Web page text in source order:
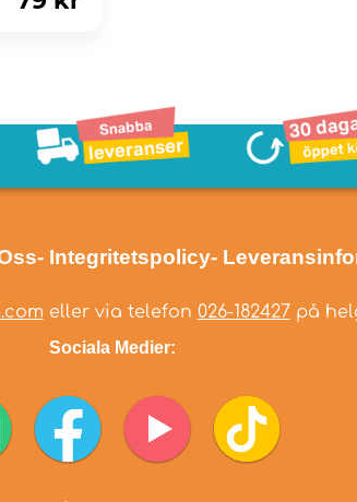
- Integritetspolicy-
eller via telefon 026-182427 på
Sociala Medier: